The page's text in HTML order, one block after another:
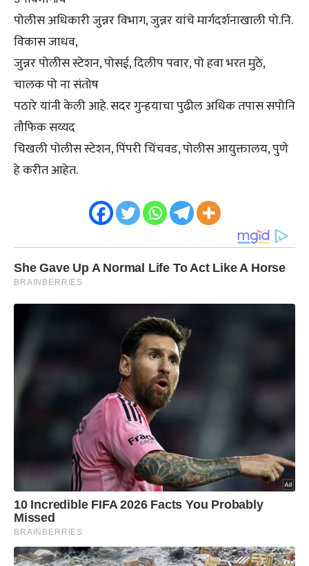
पोलीस अधिकारी जुन्नर विभाग, जुन्नर यांचे मार्गदर्शनाखाली पो.नि.
विकास जाधव,
जुन्नर पोलीस स्टेशन, पोसई, दिलीप पवार, पो हवा भरत मुठे,
चालक पो ना संतोष
पठारे यांनी केली आहे. सदर गुन्हयाचा पुढील अधिक तपास सपोनि
तौफिक सय्यद
चिखली पोलीस स्टेशन, पिंपरी चिंचवड, पोलीस आयुक्तालय, पुणे
हे करीत आहेत.